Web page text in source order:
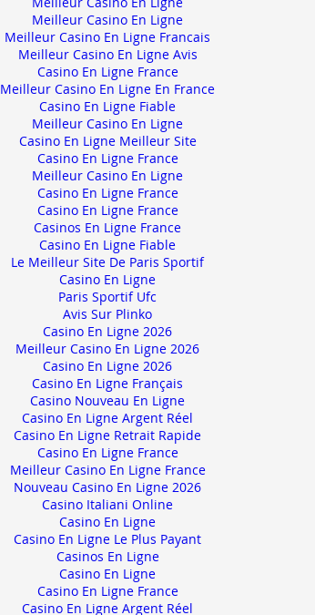
Meilleur Casino En Ligne
Meilleur Casino En Ligne Francais
Meilleur Casino En Ligne Avis
Casino En Ligne France
Meilleur Casino En Ligne En France
Casino En Ligne Fiable
Meilleur Casino En Ligne
Casino En Ligne Meilleur Site
Casino En Ligne France
Meilleur Casino En Ligne
Casino En Ligne France
Casino En Ligne France
Casinos En Ligne France
Casino En Ligne Fiable
Le Meilleur Site De Paris Sportif
Casino En Ligne
Paris Sportif Ufc
Avis Sur Plinko
Casino En Ligne 2026
Meilleur Casino En Ligne 2026
Casino En Ligne 2026
Casino En Ligne Français
Casino Nouveau En Ligne
Casino En Ligne Argent Réel
Casino En Ligne Retrait Rapide
Casino En Ligne France
Meilleur Casino En Ligne France
Nouveau Casino En Ligne 2026
Casino Italiani Online
Casino En Ligne
Casino En Ligne Le Plus Payant
Casinos En Ligne
Casino En Ligne
Casino En Ligne France
Casino En Ligne Argent Réel